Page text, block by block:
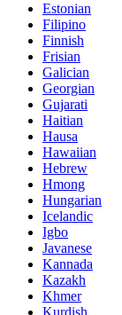
Estonian
Filipino
Finnish
Frisian
Galician
Georgian
Gujarati
Haitian
Hausa
Hawaiian
Hebrew
Hmong
Hungarian
Icelandic
Igbo
Javanese
Kannada
Kazakh
Khmer